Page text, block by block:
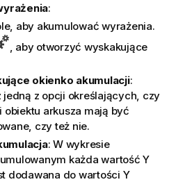
:
aby akumulować wyrażenia.
, aby otworzyć wyskakujące
okienko akumulacji:
jedną z opcji określających, czy
obiektu arkusza mają być
czy też nie.
: W wykresie
każda wartość Y
dodawana do wartości Y